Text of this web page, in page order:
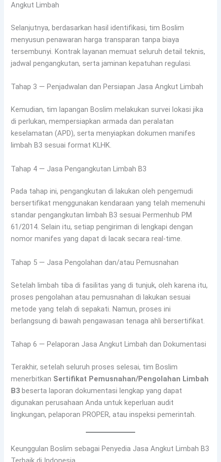
Angkut Limbah
Selanjutnya, berdasarkan hasil identifikasi, tim Boslim
menyusun penawaran harga transparan tanpa biaya
tersembunyi. Kontrak layanan memuat seluruh detail teknis,
jadwal pengangkutan, serta jaminan kepatuhan regulasi.
Tahap 3 — Penjadwalan dan Persiapan Jasa Angkut Limbah
Kemudian, tim lapangan Boslim melakukan survei lokasi jika
di perlukan, mempersiapkan armada dan peralatan
keselamatan (APD), serta menyiapkan dokumen manifes
limbah B3 sesuai format KLHK.
Tahap 4 — Jasa Pengangkutan Limbah B3
Pada tahap ini, pengangkutan di lakukan oleh pengemudi
bersertifikat menggunakan kendaraan yang telah memenuhi
standar pengangkutan limbah B3 sesuai Permenhub PM
61/2014. Selain itu, setiap pengiriman di lengkapi dengan
nomor manifes yang dapat di lacak secara real-time.
Tahap 5 — Jasa Pengolahan dan/atau Pemusnahan
Setelah limbah tiba di fasilitas yang di tunjuk, oleh karena itu,
proses pengolahan atau pemusnahan di lakukan sesuai
metode yang telah di sepakati. Namun, proses ini
berlangsung di bawah pengawasan tenaga ahli bersertifikat.
Tahap 6 — Pelaporan Jasa Angkut Limbah dan Dokumentasi
Terakhir, setelah seluruh proses selesai, tim Boslim
menerbitkan Sertifikat Pemusnahan/Pengolahan Limbah
B3 beserta laporan dokumentasi lengkap yang dapat
digunakan perusahaan Anda untuk keperluan audit
lingkungan, pelaporan PROPER, atau inspeksi pemerintah.
Keunggulan Boslim sebagai Penyedia Jasa Angkut Limbah B3